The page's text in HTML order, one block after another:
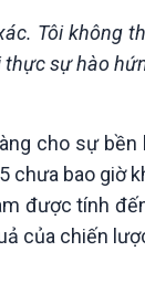
Tôi không
sự hào
cho sự
chưa bao giờ
được tính
của chiến